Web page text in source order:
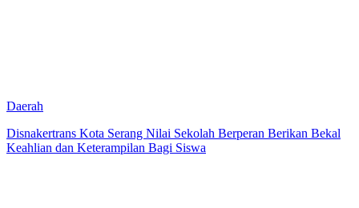
Daerah
Disnakertrans Kota Serang Nilai Sekolah Berperan Berikan Bekal
Keahlian dan Keterampilan Bagi Siswa